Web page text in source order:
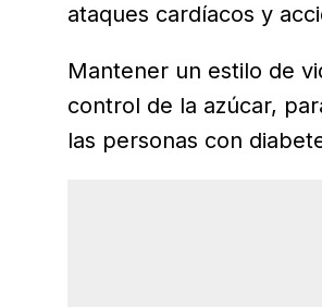
ataques cardíacos y
Mantener un estilo de
control de la azúcar,
las personas con